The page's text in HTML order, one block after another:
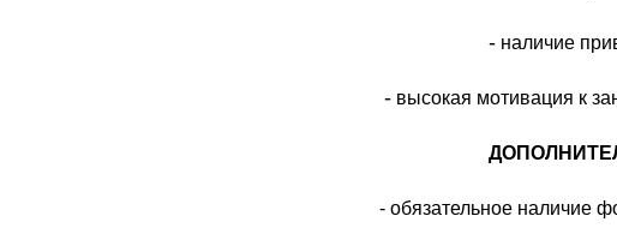
-наличие
- высокая мотивация к
- обязательное наличие